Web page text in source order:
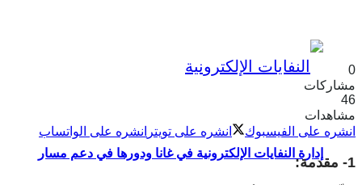
إدارة النفايات الإلكترونية في غانا ودورها في دعم مسار
0
مشاركات
46
مشاهدات
انشره على الفيسبوك
انشره على تويتر انشره على الواتساب
1- مقدمة: